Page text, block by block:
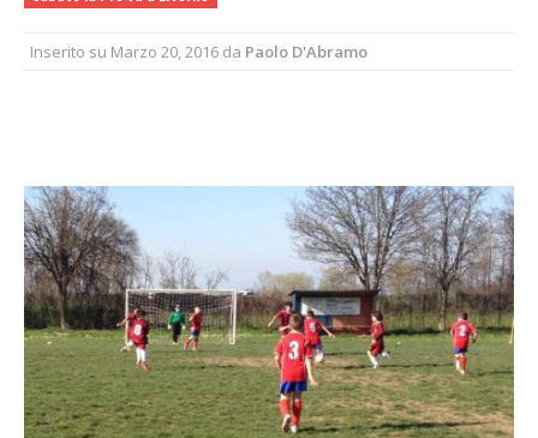
Inserito su Marzo 20, 2016 da Paolo D'Abramo